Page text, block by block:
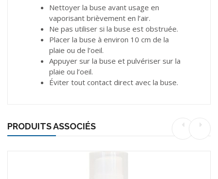
Nettoyer la buse avant usage en
vaporisant brièvement en l’air.
Ne pas utiliser si la buse est obstruée.
Placer la buse à environ 10 cm de la
plaie ou de l’oeil.
Appuyer sur la buse et pulvériser sur la
plaie ou l’oeil.
Éviter tout contact direct avec la buse.
PRODUITS ASSOCIÉS